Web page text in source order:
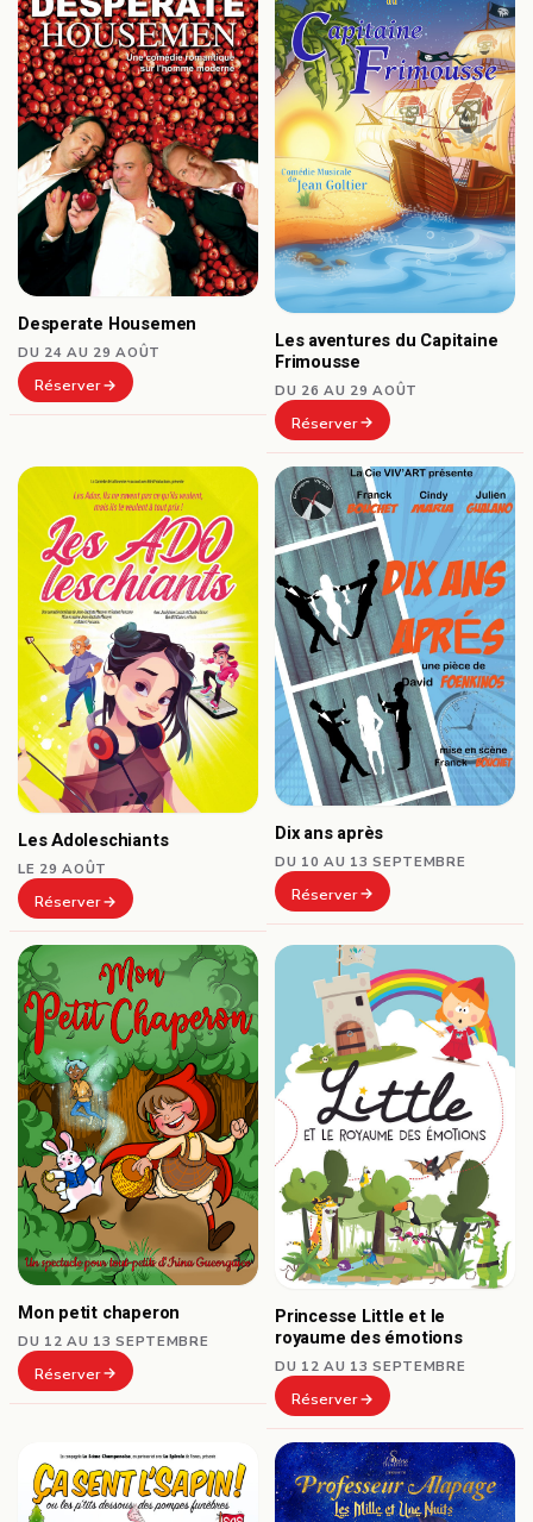
Desperate Housemen
DU 24 AU 29 AOÛT
Réserver
Les aventures du Capitaine
Frimousse
DU 26 AU 29 AOÛT
Réserver
Les Adoleschiants
LE 29 AOÛT
Réserver
Dix ans après
DU 10 AU 13 SEPTEMBRE
Réserver
Mon petit chaperon
DU 12 AU 13 SEPTEMBRE
Réserver
Princesse Little et le
royaume des émotions
DU 12 AU 13 SEPTEMBRE
Réserver